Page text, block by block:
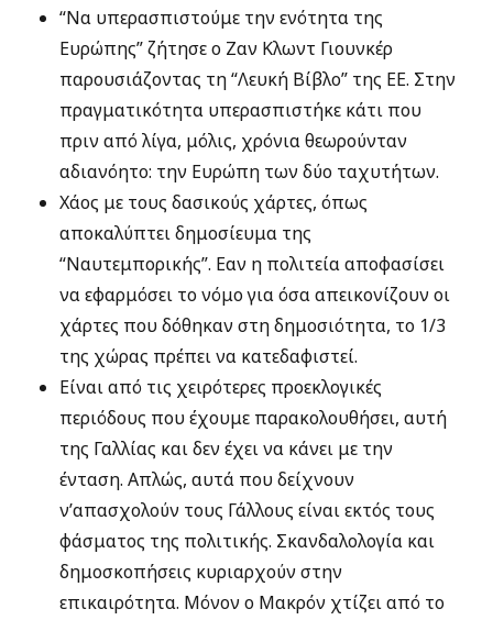
“Να υπερασπιστούμε την ενότητα της
Ευρώπης” ζήτησε ο Ζαν Κλωντ Γιουνκέρ
παρουσιάζοντας τη “Λευκή Βίβλο” της ΕΕ. Στην
πραγματικότητα υπερασπιστήκε κάτι που
πριν από λίγα, μόλις, χρόνια θεωρούνταν
αδιανόητο: την Ευρώπη των δύο ταχυτήτων.
Χάος με τους δασικούς χάρτες, όπως
αποκαλύπτει δημοσίευμα της
“Ναυτεμπορικής”. Εαν η πολιτεία αποφασίσει
να εφαρμόσει το νόμο για όσα απεικονίζουν οι
χάρτες που δόθηκαν στη δημοσιότητα, το 1/3
της χώρας πρέπει να κατεδαφιστεί.
Είναι από τις χειρότερες προεκλογικές
περιόδους που έχουμε παρακολουθήσει, αυτή
της Γαλλίας και δεν έχει να κάνει με την
ένταση. Απλώς, αυτά που δείχνουν
ν’απασχολούν τους Γάλλους είναι εκτός τους
φάσματος της πολιτικής. Σκανδαλολογία και
δημοσκοπήσεις κυριαρχούν στην
επικαιρότητα. Μόνον ο Μακρόν χτίζει από το